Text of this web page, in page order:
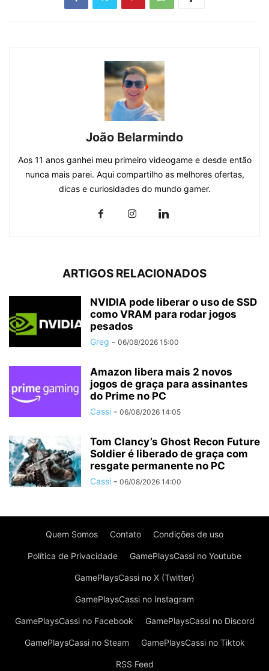
João Belarmindo
Aos 11 anos ganhei meu primeiro videogame e desde então
nunca mais parei. Aqui compartilho as melhores ofertas,
dicas e curiosidades do mundo gamer.
ARTIGOS RELACIONADOS
NVIDIA pode liberar o uso de SSD
como VRAM para rodar jogos
pesados
Greg - 06/08/2026 15:00
Amazon libera mais 2 novos
jogos de graça para assinantes
do Prime no PC
Cassi - 06/08/2026 14:05
Tom Clancy’s Ghost Recon Future
Soldier é liberado de graça com
resgate permanente no PC
Cassi - 06/08/2026 14:00
Quem Somos Contato Condições de uso
Política de Privacidade GamePlaysCassi no Youtube
GamePlaysCassi no X (Twitter)
GamePlaysCassi no Instagram
GamePlaysCassi no Facebook GamePlaysCassi no Discord
GamePlaysCassi no Steam GamePlaysCassi no Tiktok
RSS Feed